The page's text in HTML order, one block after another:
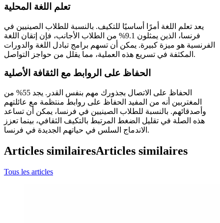
تعلم اللغة المحلية
يعد تعلم اللغة أمرًا أساسيًا للتكيف. بالنسبة للطلاب الصينيين في
فرنسا، الذين يمثلون 9.1% من الطلاب الأجانب، فإن إتقان اللغة
الفرنسية هو ميزة كبيرة. يمكن أن تسهم برامج تبادل اللغة والدورات
المكثفة في تسريع هذه العملية، مما يقلل من حواجز التواصل.
الحفاظ على الروابط مع الثقافة الأصلية
الحفاظ على الاتصال بجذورك مهم بنفس القدر. يجد 55% من
المغتربين أنه من المفيد الحفاظ على روابط منتظمة مع عائلتهم
وأصدقائهم. بالنسبة للطلاب الصينيين في فرنسا، يمكن أن تساعد
هذه الصلة في تقليل الضغط المرتبط بالتكيف الثقافي، بينما تعزز
الاندماج السلس في حياتهم الجديدة في فرنسا.
Articles similairesArticles similaires
Tous les articles